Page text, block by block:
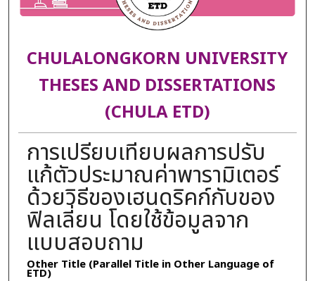
CHULALONGKORN UNIVERSITY
THESES AND DISSERTATIONS
(CHULA ETD)
การเปรียบเทียบผลการปรับ
แก้ตัวประมาณค่าพารามิเตอร์
ด้วยวิธีของเฮนดริคก์กับของ
ฟิลเลี่ยน โดยใช้ข้อมูลจาก
แบบสอบถาม
Other Title (Parallel Title in Other Language of
ETD)